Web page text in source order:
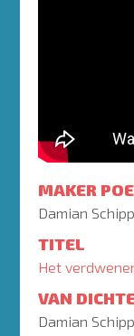
MAKER
Damian
TITEL
Het
VAN
Damian